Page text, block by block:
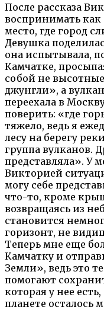
После рассказа
воспринимать как
место, где город
Девушка
она испытывала,
Камчатке,
собой не
джунгли», а
переехала в
поверить: «где
тяжело, ведь я
лесу на берегу
группа вулканов.
представляла». У
Викторией
могу себе
что-то, кроме
возвращаясь из
становится
горизонт, не
Теперь мне еще
Камчатку и
Земли», ведь это
помогают
которая у нее
планете осталось